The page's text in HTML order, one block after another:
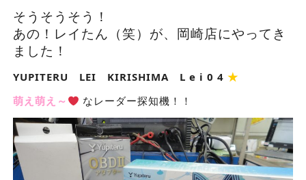
そうそうそう！
あの！レイたん（笑）が、岡崎店にやってき
ました！
YUPITERU LEI KIRISHIMA L e i 0 4 ★
萌え萌え～
なレーダー探知機！！